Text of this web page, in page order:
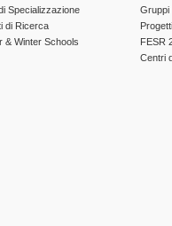
Specializzazione
di Ricerca
& Winter Schools
Gruppi
FESR
Centri